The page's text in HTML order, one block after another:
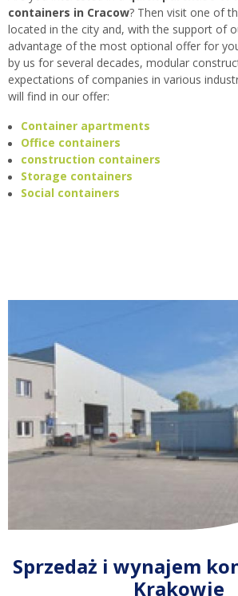
containers in Cracow? Then visit one of
located in the city and, with the support of
advantage of the most optional offer for
by us for several decades, modular
expectations of companies in various
will find in our offer:
Container apartments
Office containers
construction containers
Storage containers
Social containers
Sprzedaż i wynajem
Krakowie